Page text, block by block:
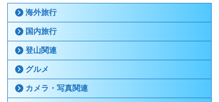
海外旅行
国内旅行
登山関連
グルメ
カメラ・写真関連